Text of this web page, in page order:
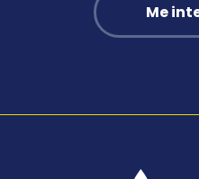
Me